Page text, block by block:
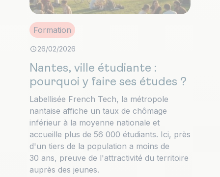
Formation
26/02/2026
Nantes, ville étudiante :
pourquoi y faire ses études ?
Labellisée French Tech, la métropole
nantaise affiche un taux de chômage
inférieur à la moyenne nationale et
accueille plus de 56 000 étudiants. Ici, près
d'un tiers de la population a moins de
30 ans, preuve de l'attractivité du territoire
auprès des jeunes.